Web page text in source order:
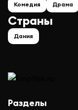
Страны
Дания
Комедия Драма
Разделы